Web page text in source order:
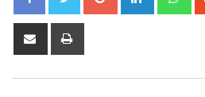
Share